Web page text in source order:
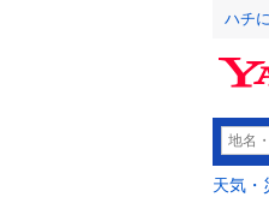
ハチ
天気・